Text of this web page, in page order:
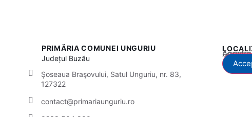
PRIMĂRIA COMUNEI UNGURIU
Județul Buzău
Şoseaua Braşovului, Satul Unguriu, nr. 83,
127322
contact@primariaunguriu.ro
Acest conținut este